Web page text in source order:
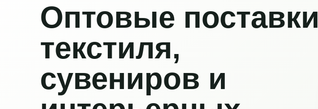
Оптовые поставки
текстиля,
сувениров и